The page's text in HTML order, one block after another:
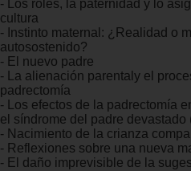
- Los roles, la paternidad y lo
cultura
- Instinto maternal: ¿Realidad o
autosostenido?
- El nuevo padre
- La alienación parentaly el
padrectomía
- Los efectos de la padrectomía
el síndrome del padre devastado
- Nacimiento de la crianza
- Reflexiones sobre una nueva
- El daño imprevisible de la